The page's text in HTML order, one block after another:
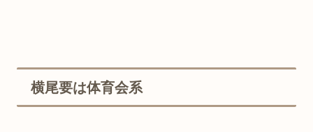
横尾要は体育会系